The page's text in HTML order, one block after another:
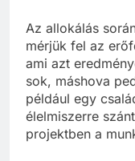
Az allokálás
mérjük fel az
ami azt
sok, máshova
például egy
élelmiszerre
projektben a